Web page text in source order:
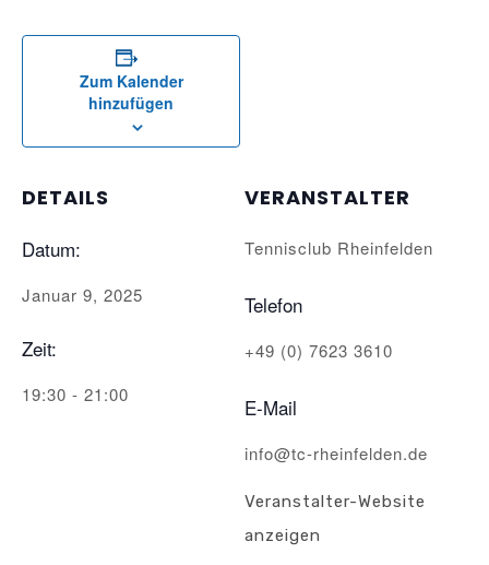
Zum Kalender
hinzufügen
DETAILS
Datum:
Januar 9, 2025
Zeit:
19:30 - 21:00
VERANSTALTER
Tennisclub Rheinfelden
Telefon
+49 (0) 7623 3610
E-Mail
info@tc-rheinfelden.de
Veranstalter-Website
anzeigen